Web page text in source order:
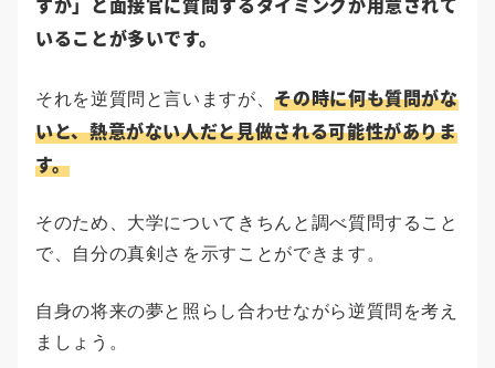
いることが多いです。
それを逆質問と言いますが、その時に何も質問がな
いと、熱意がない人だと見做される可能性がありま
す。
そのため、大学についてきちんと調べ質問すること
で、自分の真剣さを示すことができます。
自身の将来の夢と照らし合わせながら逆質問を考え
ましょう。